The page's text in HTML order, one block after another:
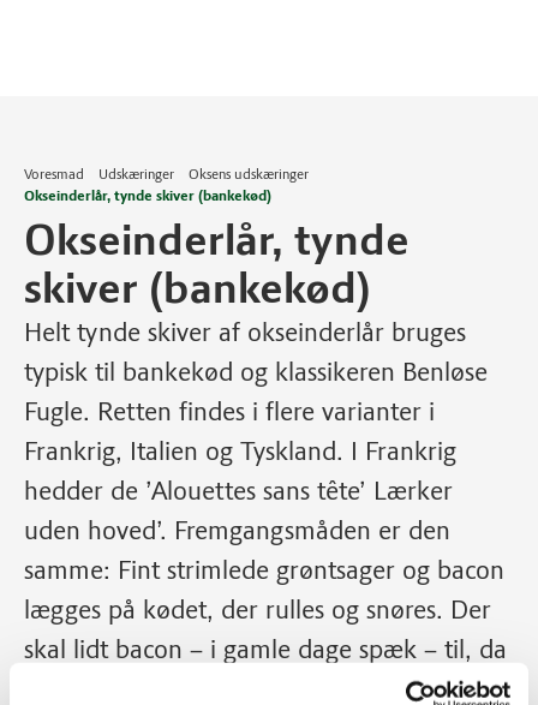
Voresmad Udskæringer
Oksens udskæringer
Okseinderlår, tynde skiver (bankekød)
Okseinderlår, tynde
skiver (bankekød)
Helt tynde skiver af okseinderlår bruges
typisk til bankekød og klassikeren Benløse
Fugle. Retten findes i flere varianter i
Frankrig, Italien og Tyskland. I Frankrig
hedder de ’Alouettes sans tête’ Lærker
uden hoved’. Fremgangsmåden er den
samme: Fint strimlede grøntsager og bacon
lægges på kødet, der rulles og snøres. Der
skal lidt bacon – i gamle dage spæk – til, da